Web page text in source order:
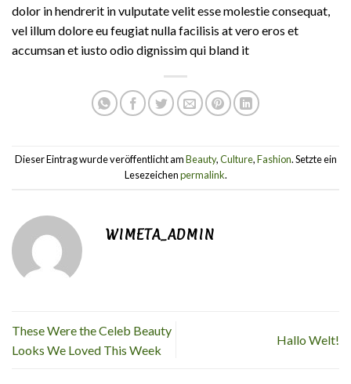
dolor in hendrerit in vulputate velit esse molestie consequat,
vel illum dolore eu feugiat nulla facilisis at vero eros et
accumsan et iusto odio dignissim qui bland it
Dieser Eintrag wurde veröffentlicht amBeauty,Culture,Fashion. Setzte ein
Lesezeichenpermalink.
WIMETA_ADMIN
These Were the Celeb Beauty
Looks We Loved This Week
Hallo Welt!